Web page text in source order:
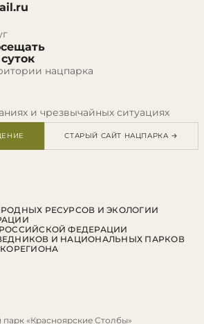
нацпарка
и чрезвычайных ситуациях
СТАРЫЙ САЙТ НАЦПАРКА →
РЕСУРСОВ И ЭКОЛОГИИ
ФЕДЕРАЦИИ
И НАЦИОНАЛЬНЫХ ПАРКОВ
«Красноярские Столбы»